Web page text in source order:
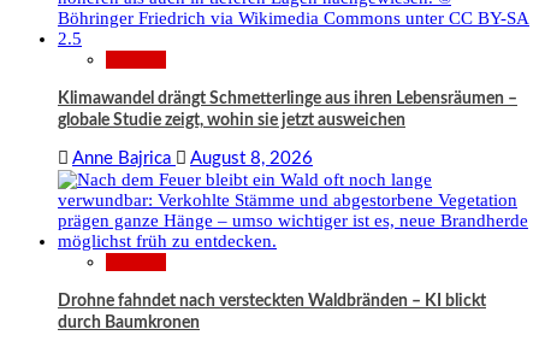
Klimawandel drängt Schmetterlinge aus ihren Lebensräumen –
globale Studie zeigt, wohin sie jetzt ausweichen
Anne Bajrica August 8, 2026
Drohne fahndet nach versteckten Waldbränden – KI blickt
durch Baumkronen